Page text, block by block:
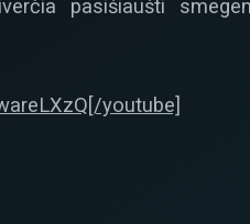
pasišiaušti
youtube]